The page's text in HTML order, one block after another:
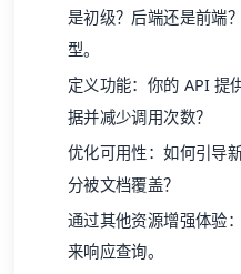
是初级？后端还是前端
型。
定义功能：你的 API 提
据并减少调用次数？
优化可用性：如何引导
分被文档覆盖？
通过其他资源增强体验
来响应查询。